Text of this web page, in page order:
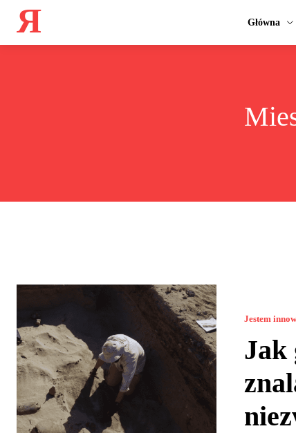
Я Główna
Jestem
Jak